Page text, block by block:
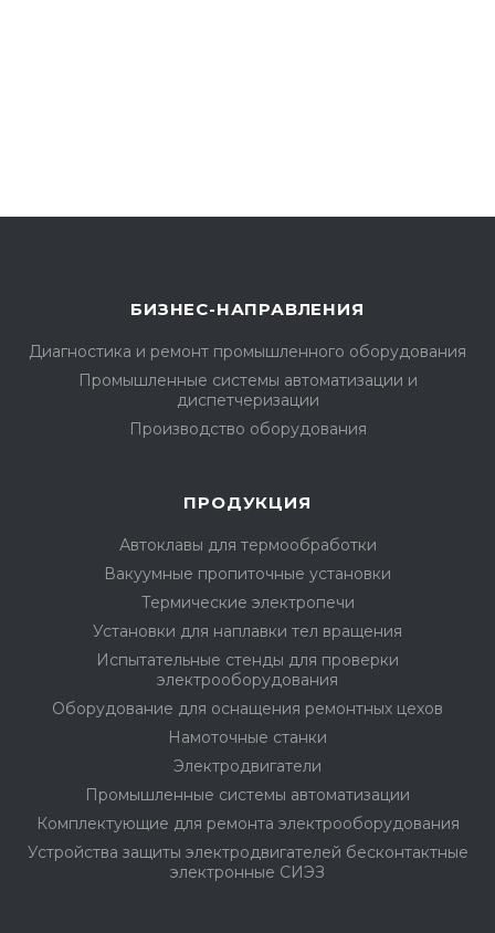
БИЗНЕС-НАПРАВЛЕНИЯ
Диагностика и ремонт промышленного оборудования
Промышленные системы автоматизации и
диспетчеризации
Производство оборудования
ПРОДУКЦИЯ
Автоклавы для термообработки
Вакуумные пропиточные установки
Термические электропечи
Установки для наплавки тел вращения
Испытательные стенды для проверки
электрооборудования
Оборудование для оснащения ремонтных цехов
Намоточные станки
Электродвигатели
Промышленные системы автоматизации
Комплектующие для ремонта электрооборудования
Устройства защиты электродвигателей бесконтактные
электронные СИЭЗ